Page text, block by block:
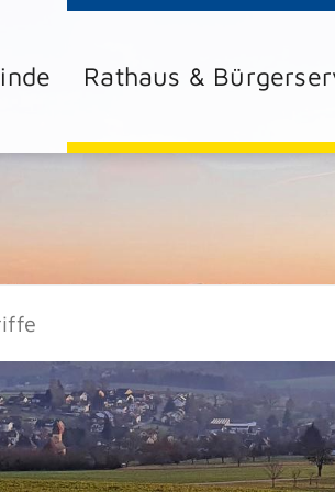
Rathaus &